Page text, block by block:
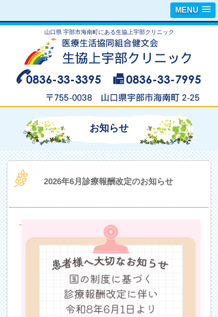
MENU
山口県 宇部市海南町にある生協上宇部クリニック
お知らせ
2026年6月診療報酬改定のお知らせ